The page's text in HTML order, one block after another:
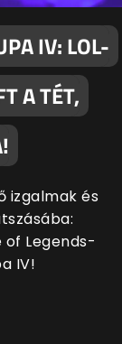
IV: LOL-
A TÉT,
izgalmak és
Legends-
IV!